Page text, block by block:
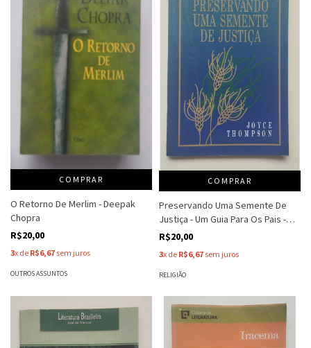
COMPRAR
O Retorno De Merlim - Deepak
Chopra
R$20,00
3x de R$6,67 sem juros
OUTROS ASSUNTOS
COMPRAR
Preservando Uma Semente De
Justiça - Um Guia Para Os Pais -
Joyce Thompson
R$20,00
3x de R$6,67 sem juros
RELIGIÃO